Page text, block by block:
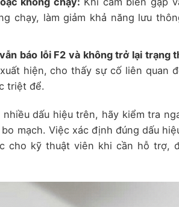
chạy, làm giảm khả năng lưu
báo lỗi F2 và không trở lại trạng
hiện, cho thấy sự cố liên quan
triệt để.
dấu hiệu trên, hãy kiểm tra
mạch. Việc xác định đúng dấu
cho kỹ thuật viên khi cần hỗ trợ,